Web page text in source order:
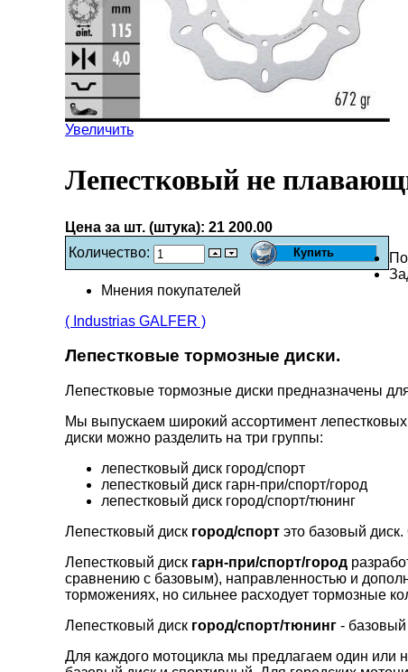
Увеличить
Лепестковый не
Цена за шт. (штука): 21 200.00
Количество:
Мнения покупателей
( Industrias GALFER )
Лепестковые тормозные диски.
Лепестковые тормозные диски предназначены
Мы выпускаем широкий ассортимент
диски можно разделить на три группы:
лепестковый диск город/спорт
лепестковый диск гарн-при/спорт/город
лепестковый диск город/спорт/тюнинг
Лепестковый диск город/спорт это базовый
Лепестковый диск гарн-при/спорт/город
сравнению с базовым), направленностью и
торможениях, но сильнее расходует тормозные
Лепестковый диск город/спорт/тюнинг -
Для каждого мотоцикла мы предлагаем один или